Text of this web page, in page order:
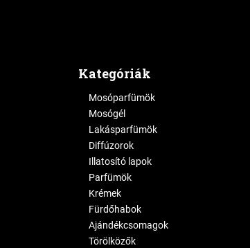
Kategóriák
Mosóparfümök
Mosógél
Lakásparfümök
Diffúzorok
Illatosító lapok
Parfümök
Krémek
Fürdőhabok
Ajándékcsomagok
Törölközők